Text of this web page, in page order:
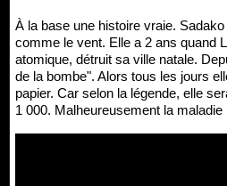
À la base une histoire vraie.
comme le vent. Elle a 2 ans quand
atomique, détruit sa ville natale.
de la bombe". Alors tous les jours
papier. Car selon la légende, elle
1 000. Malheureusement la